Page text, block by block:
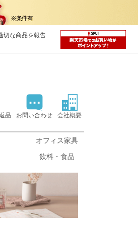
切な商品を報告
品 お問い合わせ 会社概要
オフィス家具
飲料・食品